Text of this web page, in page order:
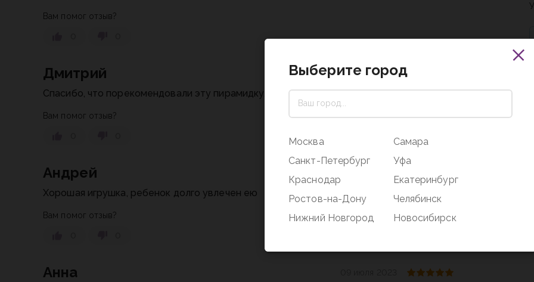
Вам помог отзыв?
Дмитрий 15 сентября 2023
Спасибо, что порекомендовали эту пирамидку. Они с сыном играют с утра до вечера
Вам помог отзыв?
Андрей
Хорошая игрушка, ребенок долго увлечен ею
Вам помог отзыв?
Анна
Выберите город
Москва
Санкт-Петербург
Краснодар
Ростов-на-Дону
Нижний Новгород
Самара
Уфа
Екатеринбург
Челябинск
Новосибирск